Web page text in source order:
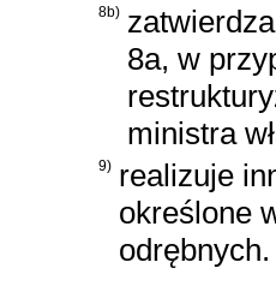
8b)
8a, w
ministra
9) realizuje
określone
odrębnych.